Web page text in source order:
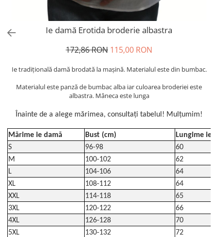
Ie damă Erotida broderie albastra
172,86 RON 115,00 RON
Ie tradiţională damă brodată la maşină. Materialul este din bumbac.
Materialul este panză de bumbac alba iar culoarea broderiei este
albastra. Mâneca este lunga
Înainte de a alege mărimea, consultați tabelul! Mulțumim!
Mărime ie damă Bust (cm)
Lungime ie
S
96-98
60
M
100-102
62
L
104-106
64
XL
108-112
64
XXL
114-118
65
3XL
120-122
66
4XL
126-128
70
5XL
130-132
72